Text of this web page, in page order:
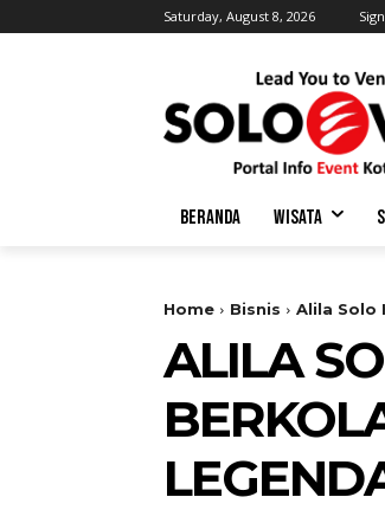
Saturday, August 8, 2026
BERANDA WISATA
Home Bisnis Alila Solo
ALILA